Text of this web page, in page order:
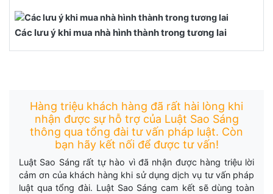
Các lưu ý khi mua nhà hình thành trong tương lai
Hàng triệu khách hàng đã rất hài lòng khi
nhận được sự hỗ trợ của Luật Sao Sáng
thông qua tổng đài tư vấn pháp luật. Còn
bạn hãy kết nối để được tư vấn!
Luật Sao Sáng rất tự hào vì đã nhận được hàng triệu lời
cảm ơn của khách hàng khi sử dụng dịch vụ tư vấn pháp
luật qua tổng đài. Luật Sao Sáng cam kết sẽ dùng toàn